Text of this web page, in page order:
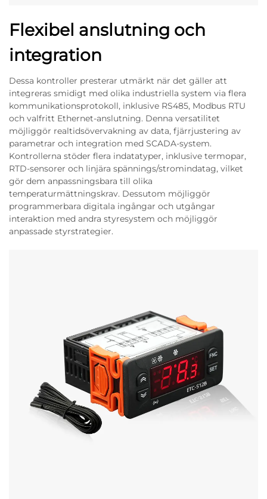
Flexibel anslutning och
integration
Dessa kontroller presterar utmärkt när det gäller att
integreras smidigt med olika industriella system via flera
kommunikationsprotokoll, inklusive RS485, Modbus RTU
och valfritt Ethernet-anslutning. Denna versatilitet
möjliggör realtidsövervakning av data, fjärrjustering av
parametrar och integration med SCADA-system.
Kontrollerna stöder flera indatatyper, inklusive termopar,
RTD-sensorer och linjära spännings/stromindatag, vilket
gör dem anpassningsbara till olika
temperaturmättningskrav. Dessutom möjliggör
programmerbara digitala ingångar och utgångar
interaktion med andra styresystem och möjliggör
anpassade styrstrategier.